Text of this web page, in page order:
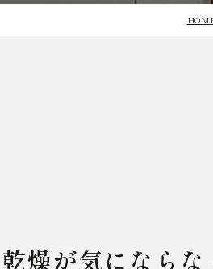
燥が気にならな